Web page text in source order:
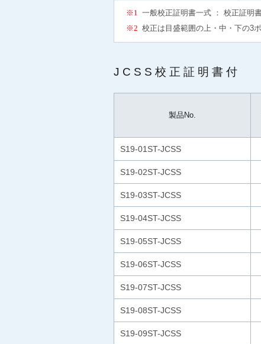
※1 一般校正証明書一式 ： 校正証明
※2 校正は目盛範囲の上・中・下の3
JCSS校正証明書付
製品No.
S19-01ST-JCSS
S19-02ST-JCSS
S19-03ST-JCSS
S19-04ST-JCSS
S19-05ST-JCSS
S19-06ST-JCSS
S19-07ST-JCSS
S19-08ST-JCSS
S19-09ST-JCSS